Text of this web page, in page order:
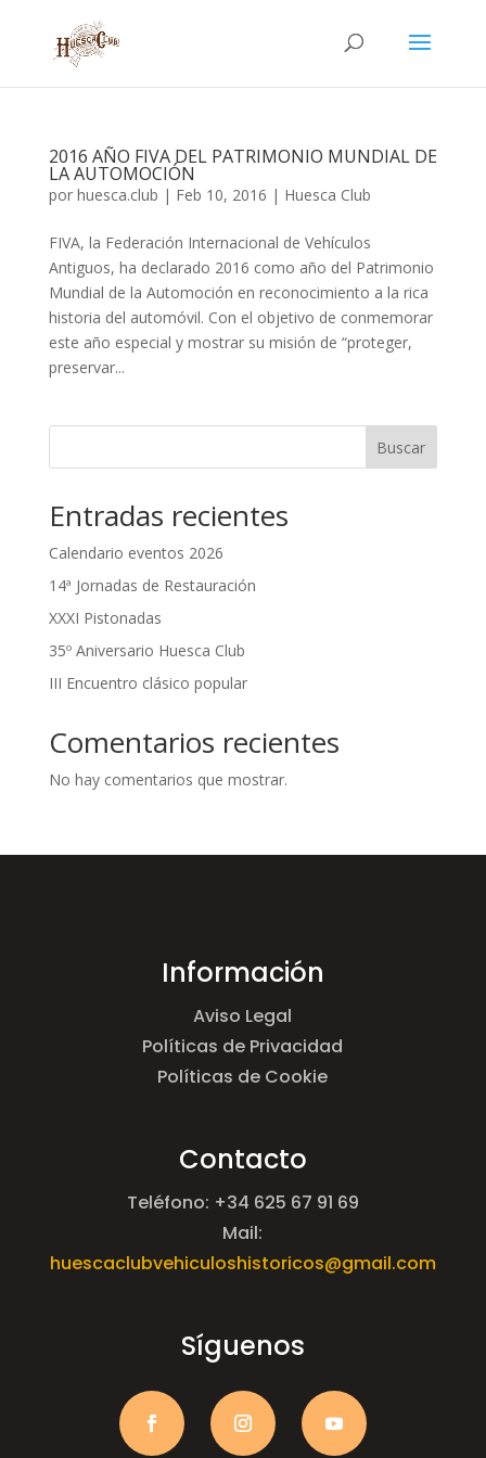
2016 AÑO FIVA DEL PATRIMONIO MUNDIAL DE
LA AUTOMOCIÓN
por huesca.club | Feb 10, 2016 | Huesca Club
FIVA, la Federación Internacional de Vehículos
Antiguos, ha declarado 2016 como año del Patrimonio
Mundial de la Automoción en reconocimiento a la rica
historia del automóvil. Con el objetivo de conmemorar
este año especial y mostrar su misión de “proteger,
preservar...
Buscar
Entradas recientes
Calendario eventos 2026
14ª Jornadas de Restauración
XXXI Pistonadas
35º Aniversario Huesca Club
III Encuentro clásico popular
Comentarios recientes
No hay comentarios que mostrar.
Información
Aviso Legal
Políticas de Privacidad
Políticas de Cookie
Contacto
Teléfono: +34 625 67 91 69
Mail:
huescaclubvehiculoshistoricos@gmail.com
Síguenos